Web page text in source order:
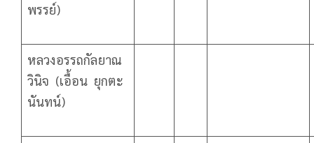
พรรย์)
หลวงอรรถกัลยาณ
วินิจ (เอื้อน ยุกตะ
นันทน์)